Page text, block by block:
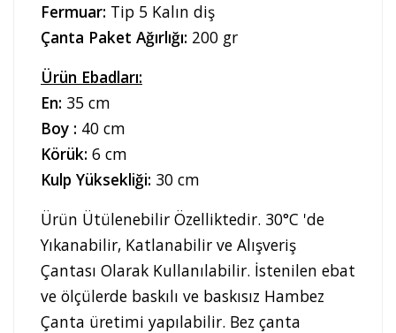
Fermuar: Tip 5 Kalın diş
Çanta Paket Ağırlığı: 200 gr
Ürün Ebadları:
En: 35 cm
Boy : 40 cm
Körük: 6 cm
Kulp Yüksekliği: 30 cm
Ürün Ütülenebilir Özelliktedir. 30°C 'de
Yıkanabilir, Katlanabilir ve Alışveriş
Çantası Olarak Kullanılabilir. İstenilen ebat
ve ölçülerde baskılı ve baskısız Hambez
Çanta üretimi yapılabilir. Bez çanta